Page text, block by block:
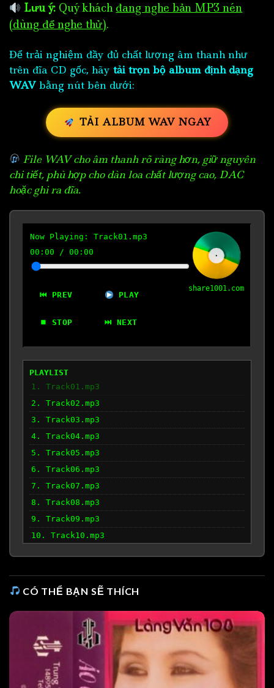
Lưu ý: Quý khách đang nghe bản MP3 nén
(dùng để nghe thử).
Để trải nghiệm đầy đủ chất lượng âm thanh như
trên đĩa CD gốc, hãy tải trọn bộ album định dạng
WAV bằng nút bên dưới:
TẢI ALBUM WAV NGAY
File WAV cho âm thanh rõ ràng hơn, giữ nguyên
chi tiết, phù hợp cho dàn loa chất lượng cao, DAC
hoặc ghi ra đĩa.
Now Playing: Track01.mp3
00:00 / 00:00
⏮ PREV PLAY
⏹ STOP ⏭ NEXT
share1001.com
PLAYLIST
1. Track01.mp3
2. Track02.mp3
3. Track03.mp3
4. Track04.mp3
5. Track05.mp3
6. Track06.mp3
7. Track07.mp3
8. Track08.mp3
9. Track09.mp3
10. Track10.mp3
CÓ THỂ BẠN SẼ THÍCH